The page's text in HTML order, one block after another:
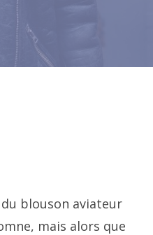
blouson aviateur
mais alors que